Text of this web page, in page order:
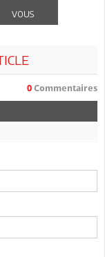
VOUS
0 Commentaires